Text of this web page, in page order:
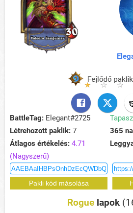
BattleTag: Elegant#2725
Létrehozott paklik: 7 365
Átlagos értékelés: 4.71
(Nagyszerű)
Roguelapok